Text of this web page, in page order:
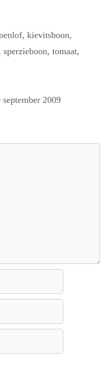
, kievitsboon,
sperzieboon, tomaat,
2009